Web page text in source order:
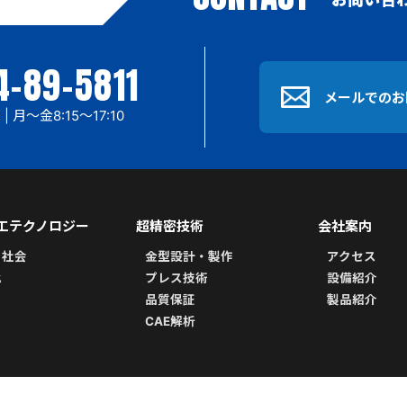
89-5811
| 月～金8:15〜17:10
メールでの
テクノロジー
会
超精密技術
金型設計・製作
プレス技術
品質保証
CAE解析
会社案内
アクセス
設備紹介
製品紹介